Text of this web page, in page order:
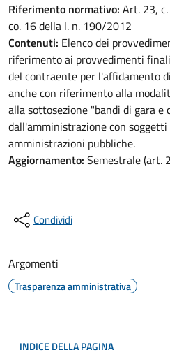
Riferimento normativo: Art. 23,
co. 16 della l. n. 190/2012
Contenuti: Elenco dei
riferimento ai provvedimenti
del contraente per l'affidamento
anche con riferimento alla
alla sottosezione "bandi di gara
dall'amministrazione con
amministrazioni pubbliche.
Aggiornamento: Semestrale (art.
Condividi
Argomenti
Trasparenza amministrativa
INDICE DELLA PAGINA